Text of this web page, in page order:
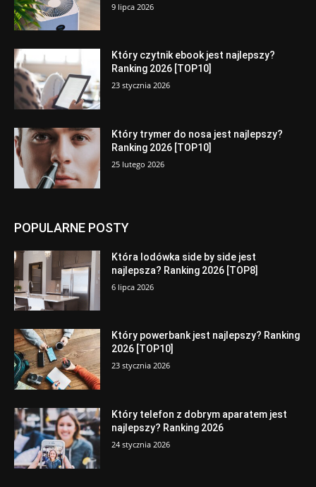
9 lipca 2026
Który czytnik ebook jest najlepszy?
Ranking 2026 [TOP10]
23 stycznia 2026
Który trymer do nosa jest najlepszy?
Ranking 2026 [TOP10]
25 lutego 2026
POPULARNE POSTY
Która lodówka side by side jest
najlepsza? Ranking 2026 [TOP8]
6 lipca 2026
Który powerbank jest najlepszy? Ranking
2026 [TOP10]
23 stycznia 2026
Który telefon z dobrym aparatem jest
najlepszy? Ranking 2026
24 stycznia 2026